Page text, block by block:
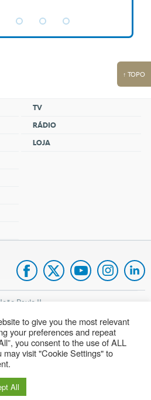
↑ TOPO
TV
RÁDIO
LOJA
Paulo II
os direitos reservados.
to give you the most relevant
your preferences and repeat
you consent to the use of ALL
visit "Cookie Settings" to
All